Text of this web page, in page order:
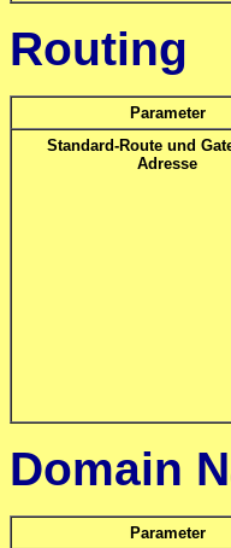
Routing
Parameter
Standard-Route und
Adresse
Domain
Parameter